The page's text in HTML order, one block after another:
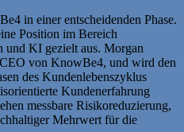
in einer entscheidenden Phase.
Position im Bereich
und KI gezielt aus. Morgan
von KnowBe4, und wird den
des Kundenlebenszyklus
Kundenerfahrung
messbare Risikoreduzierung,
Mehrwert für die